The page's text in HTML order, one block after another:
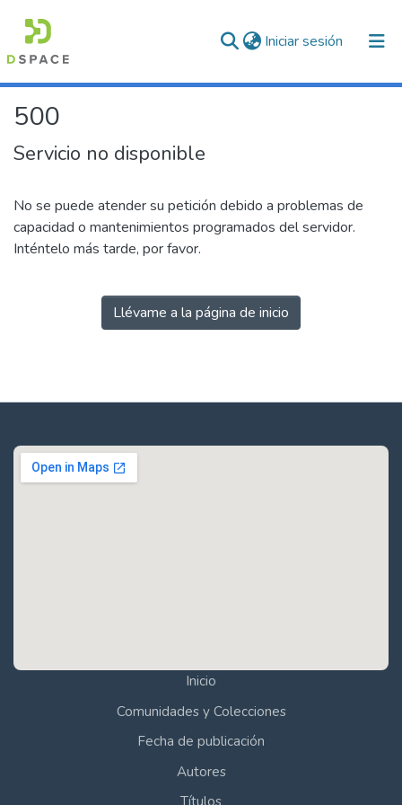
Iniciar sesión (current)
500
Servicio no disponible
No se puede atender su petición debido a problemas de
capacidad o mantenimientos programados del servidor.
Inténtelo más tarde, por favor.
Llévame a la página de inicio
Inicio
Comunidades y Colecciones
Fecha de publicación
Autores